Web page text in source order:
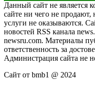
Данный сайт не является
сайте ни чего не
услуги не оказываются.
новостей RSS канала
newsru.com. Материалы
ответственность за
Администрация сайта не
Сайт от bmb1 @ 2024